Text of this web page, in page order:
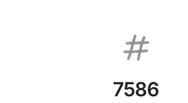
7586